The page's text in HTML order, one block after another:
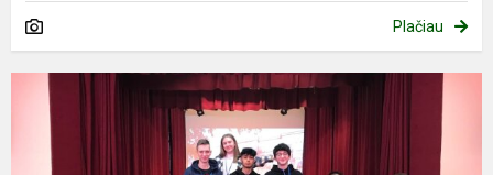
Plačiau